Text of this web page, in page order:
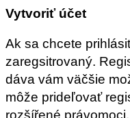
Vytvoriť účet
Ak sa chcete
zaregsitrovaný.
dáva vám väčšie
môže prideľovať
rozšířené